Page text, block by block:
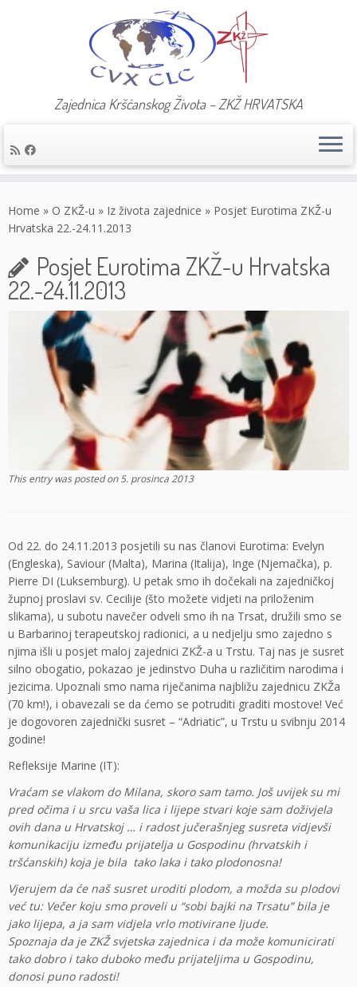
to
content
Zajednica Kršćanskog Života – ZKŽ HRVATSKA
Home » O ZKŽ-u » Iz života zajednice » Posjet Eurotima ZKŽ-u
Hrvatska 22.-24.11.2013
Posjet Eurotima ZKŽ-u Hrvatska
22.-24.11.2013
This entry was posted on5. prosinca 2013
Od 22. do 24.11.2013 posjetili su nas članovi Eurotima: Evelyn
(Engleska), Saviour (Malta), Marina (Italija), Inge (Njemačka), p.
Pierre DI (Luksemburg). U petak smo ih dočekali na zajedničkoj
župnoj proslavi sv. Cecilije (što možete vidjeti na priloženim
slikama), u subotu navečer odveli smo ih na Trsat, družili smo se
u Barbarinoj terapeutskoj radionici, a u nedjelju smo zajedno s
njima išli u posjet maloj zajednici ZKŽ-a u Trstu. Taj nas je susret
silno obogatio, pokazao je jedinstvo Duha u različitim narodima i
jezicima. Upoznali smo nama riječanima najbližu zajednicu ZKŽa
(70 km!), i obavezali se da ćemo se potruditi graditi mostove! Već
je dogovoren zajednički susret – “Adriatic”, u Trstu u svibnju 2014
godine!
Refleksije Marine (IT):
Vraćam se vlakom do Milana, skoro sam tamo. Još uvijek su mi
pred očima i u srcu vaša lica i lijepe stvari koje sam doživjela
ovih dana u Hrvatskoj … i radost jučerašnjeg susreta vidjevši
komunikaciju između prijatelja u Gospodinu (hrvatskih i
tršćanskih) koja je bila tako laka i tako plodonosna!
Vjerujem da će naš susret uroditi plodom, a možda su plodovi
već tu: Večer koju smo proveli u “sobi bajki na Trsatu” bila je
jako lijepa, a ja sam vidjela vrlo motivirane ljude.
Spoznaja da je ZKŽ svjetska zajednica i da može komunicirati
tako dobro i tako duboko među prijateljima u Gospodinu,
donosi puno radosti!